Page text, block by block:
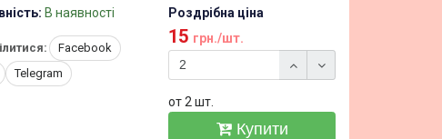
В наявності
Facebook
Telegram
Роздрібна ціна
15 грн./шт.
от 2 шт.
Купити